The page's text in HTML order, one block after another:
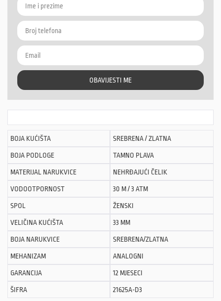
OBAVIJESTI ME
BOJA KUĆIŠTA SREBRENA / ZLATNA
BOJA PODLOGE TAMNO PLAVA
MATERIJAL NARUKVICE NEHRĐAJUĆI ČELIK
VODOOTPORNOST 30 M / 3 ATM
SPOL ŽENSKI
VELIČINA KUĆIŠTA 33 MM
BOJA NARUKVICE SREBRENA/ZLATNA
MEHANIZAM ANALOGNI
GARANCIJA 12 MJESECI
ŠIFRA 21625A-D3